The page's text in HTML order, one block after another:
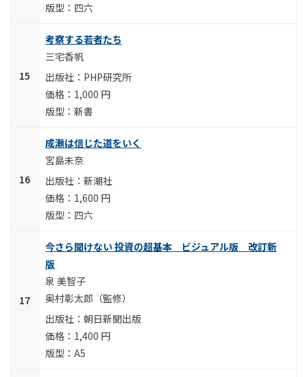
四六
考察する若者たち
三宅香帆
PHP研究所
1,000 円
新書
成瀬は信じた道をいく
宮島未奈
新潮社
1,600 円
四六
今さら聞けない 投資の超基本 ビジュアル版 改訂新
版
泉 美智子
奥村彰太郎（監修）
朝日新聞出版
1,400 円
A5